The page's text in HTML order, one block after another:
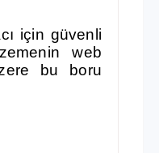
için güvenli
web
bu boru